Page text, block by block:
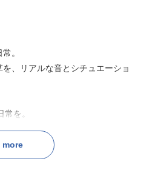
。
、リアルな音とシチュエーショ
を。
セプトに、
more